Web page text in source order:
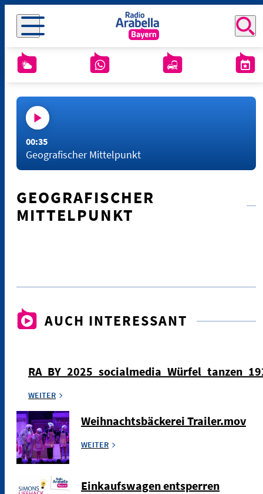
00:35
Geografischer Mittelpunkt
GEOGRAFISCHER
MITTELPUNKT
AUCH INTERESSANT
WEITER
Weihnachtsbäckerei Trailer.mov
WEITER
Einkaufswagen entsperren